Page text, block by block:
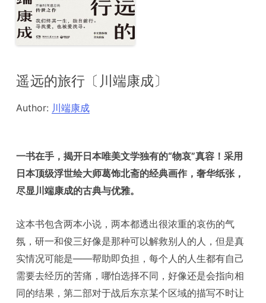
遥远的旅行〔川端康成〕
Author: 川端康成
一书在手，揭开日本唯美文学独有的“物哀”真容！采用
日本顶级浮世绘大师葛饰北斋的经典画作，奢华纸张，
尽显川端康成的古典与优雅。
这本书包含两本小说，两本都透出很浓重的哀伤的气
氛，研一和俊三好像是那种可以解救别人的人，但是真
实情况可能是——帮助即负担，每个人的人生都有自己
需要去经历的苦痛，哪怕选择不同，好像还是会指向相
同的结果，第二部对于战后东京某个区域的描写不时让